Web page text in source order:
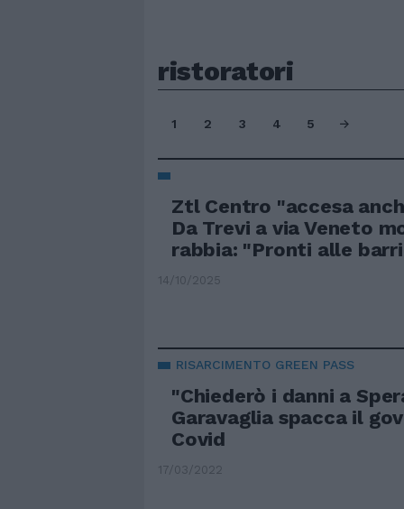
ristoratori
1 2 3 4 5
Ztl Centro "accesa
Da Trevi a via Veneto
rabbia: "Pronti alle
14/10/2025
RISARCIMENTO GREEN PASS
"Chiederò i danni a
Garavaglia spacca il
Covid
17/03/2022